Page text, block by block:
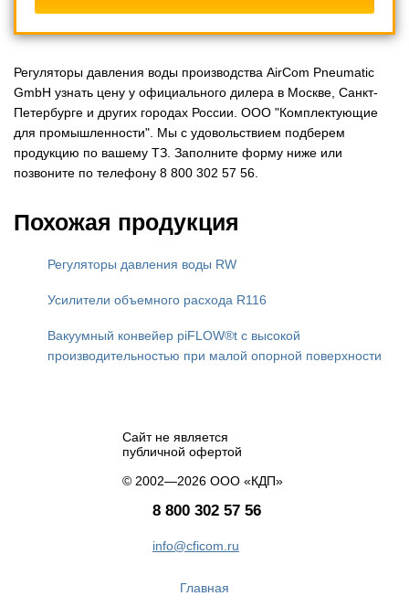
Регуляторы давления воды производства AirCom Pneumatic
GmbH узнать цену у официального дилера в Москве, Санкт-
Петербурге и других городах России. ООО "Комплектующие
для промышленности". Мы с удовольствием подберем
продукцию по вашему ТЗ. Заполните форму ниже или
позвоните по телефону 8 800 302 57 56.
Похожая продукция
Регуляторы давления воды RW
Усилители объемного расхода R116
Вакуумный конвейер piFLOW®t с высокой
производительностью при малой опорной поверхности
Сайт не является
публичной офертой
© 2002—2026 ООО «КДП»
8 800 302 57 56
info@cficom.ru
Главная